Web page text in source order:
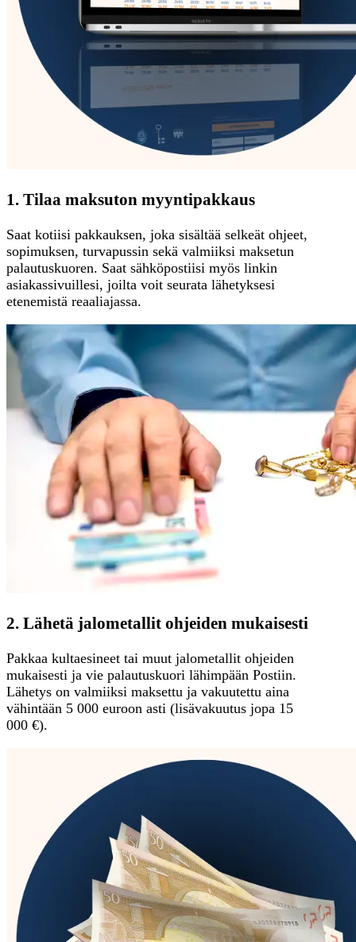
1. Tilaa maksuton myyntipakkaus
Saat kotiisi pakkauksen, joka sisältää selkeät ohjeet,
sopimuksen, turvapussin sekä valmiiksi maksetun
palautuskuoren. Saat sähköpostiisi myös linkin
asiakassivuillesi, joilta voit seurata lähetyksesi
etenemistä reaaliajassa.
2. Lähetä jalometallit ohjeiden mukaisesti
Pakkaa kultaesineet tai muut jalometallit ohjeiden
mukaisesti ja vie palautuskuori lähimpään Postiin.
Lähetys on valmiiksi maksettu ja vakuutettu aina
vähintään 5 000 euroon asti (lisävakuutus jopa 15
000 €).